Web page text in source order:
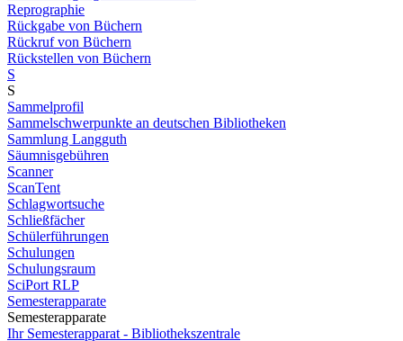
Reprographie
Rückgabe von Büchern
Rückruf von Büchern
Rückstellen von Büchern
S
S
Sammelprofil
Sammelschwerpunkte an deutschen Bibliotheken
Sammlung Langguth
Säumnisgebühren
Scanner
ScanTent
Schlagwortsuche
Schließfächer
Schülerführungen
Schulungen
Schulungsraum
SciPort RLP
Semesterapparate
Semesterapparate
Ihr Semesterapparat - Bibliothekszentrale